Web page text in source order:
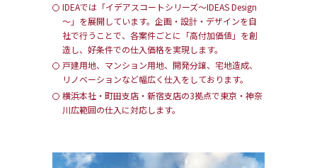
IDEAでは「イデアスコートシリーズ～IDEAS Design
～」を展開しています。企画・設計・デザインを自
社で行うことで、各案件ごとに「高付加価値」を創
造し、好条件での仕入価格を実現します。
⼾建⽤地、マンション⽤地、開発分譲、宅地造成、
リノベーションなど幅広く仕入をしております。
横浜本社・町田支店・新宿支店の3拠点で東京・神奈
川広範囲の仕入に対応します。